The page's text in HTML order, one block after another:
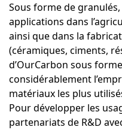
Sous forme de
applications dans
ainsi que dans la
(céramiques, ciments,
d’OurCarbon sous
considérablement
matériaux les plus
Pour développer les
partenariats de R&D